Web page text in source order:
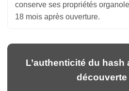
conserve ses propriétés
18 mois après ouverture.
L’authenticité du hash
découverte